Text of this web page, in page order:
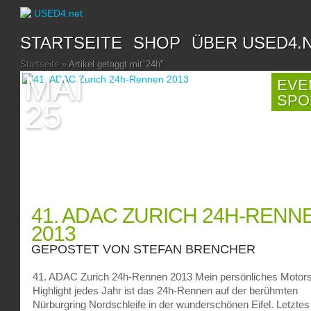
STARTSEITE SHOP ÜBER
Startseite » Artikel getaggt mit"24h"
MAI
25
41. ADAC ZURICH 24H-
2013
GEPOSTET VON STEFAN BRENCHER
41. ADAC Zurich 24h-Rennen 2013 Mein persönliches
Highlight jedes Jahr ist das 24h-Rennen auf der berühmten
Nürburgring Nordschleife in der wunderschönen Eifel.